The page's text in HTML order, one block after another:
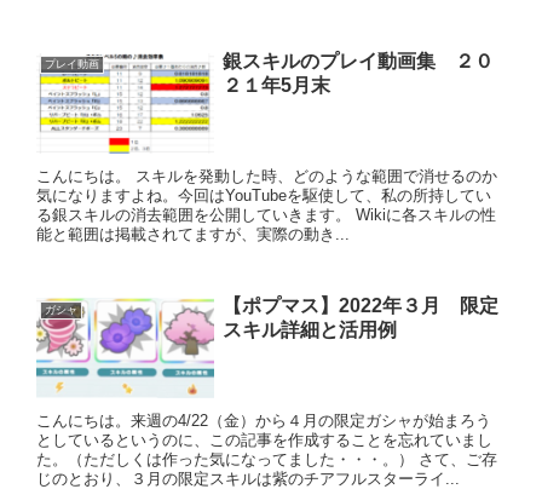
プレイ動画
銀スキルのプレイ動画集 ２０
２１年5月末
こんにちは。 スキルを発動した時、どのような範囲で消せるのか
気になりますよね。今回はYouTubeを駆使して、私の所持してい
る銀スキルの消去範囲を公開していきます。 Wikiに各スキルの性
能と範囲は掲載されてますが、実際の動き...
ガシャ
【ポプマス】2022年３月 限定
スキル詳細と活用例
こんにちは。来週の4/22（金）から４月の限定ガシャが始まろう
としているというのに、この記事を作成することを忘れていまし
た。（ただしくは作った気になってました・・・。） さて、ご存
じのとおり、３月の限定スキルは紫のチアフルスターライ...